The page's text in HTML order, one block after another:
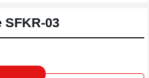
SFKR-03